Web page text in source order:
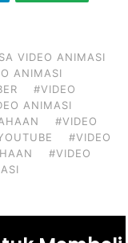
VIDEO ANIMASI
ANIMASI
#VIDEO
ANIMASI
#VIDEO
#VIDEO
#VIDEO